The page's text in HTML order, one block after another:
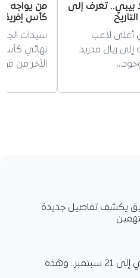
بيبي.. تعرف إلى
أغلى لاعب
إلى ريال مدريد
من يواجه
كأس
سيدات
الآخر من
يكشف تفاصيل جديدة
تأجيل الدخول المدرسي إلى 21 سبتمبر.. وهذه